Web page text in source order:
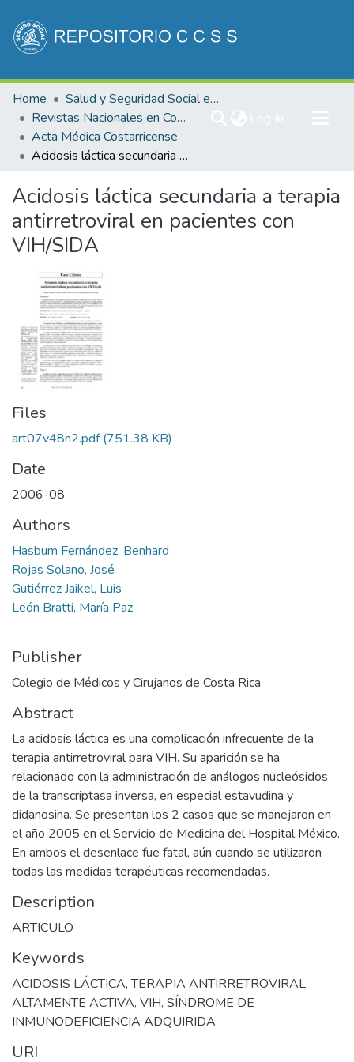
Communities & Collections
All of DSpace
Statistics
Home
Salud y Seguridad Social en Costa Rica
Revistas Nacionales en Costa Rica
Acta Médica Costarricense
Acidosis láctica secundaria a terapia antirretroviral en pacientes con VIH/SIDA
Acidosis láctica secundaria a terapia
antirretroviral en pacientes con
VIH/SIDA
Files
art07v48n2.pdf(751.38 KB)
Date
2006-08
Authors
Hasbum Fernández, Benhard
Rojas Solano, José
Gutiérrez Jaikel, Luis
León Bratti, María Paz
Publisher
Colegio de Médicos y Cirujanos de Costa Rica
Abstract
La acidosis láctica es una complicación infrecuente de la
terapia antirretroviral para VIH. Su aparición se ha
relacionado con la administración de análogos nucleósidos
de la transcriptasa inversa, en especial estavudina y
didanosina. Se presentan los 2 casos que se manejaron en
el año 2005 en el Servicio de Medicina del Hospital México.
En ambos el desenlace fue fatal, aún cuando se utilizaron
todas las medidas terapéuticas recomendadas.
Description
ARTICULO
Keywords
ACIDOSIS LÁCTICA,TERAPIA ANTIRRETROVIRAL
ALTAMENTE ACTIVA, VIH, SÍNDROME DE
INMUNODEFICIENCIA ADQUIRIDA
URI